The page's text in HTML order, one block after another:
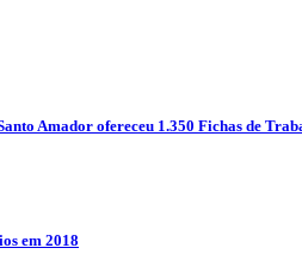
Amador ofereceu 1.350 Fichas de
em 2018